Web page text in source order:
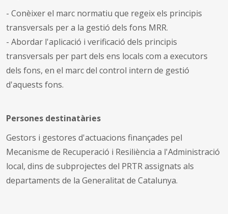
- Conèixer el marc normatiu que regeix els principis
transversals per a la gestió dels fons MRR.
- Abordar l'aplicació i verificació dels principis
transversals per part dels ens locals com a executors
dels fons, en el marc del control intern de gestió
d'aquests fons.
Persones destinatàries
Gestors i gestores d'actuacions finançades pel
Mecanisme de Recuperació i Resiliència a l'Administració
local, dins de subprojectes del PRTR assignats als
departaments de la Generalitat de Catalunya.